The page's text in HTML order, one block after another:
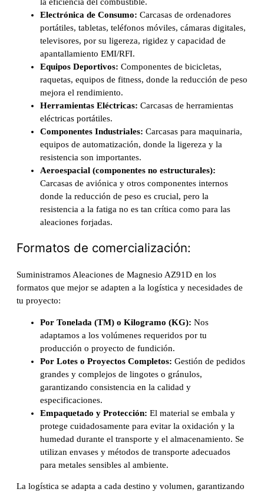
Electrónica de Consumo: Carcasas de ordenadores
portátiles, tabletas, teléfonos móviles, cámaras digitales,
televisores, por su ligereza, rigidez y capacidad de
apantallamiento EMI/RFI.
Equipos Deportivos: Componentes de bicicletas,
raquetas, equipos de fitness, donde la reducción de peso
mejora el rendimiento.
Herramientas Eléctricas: Carcasas de herramientas
eléctricas portátiles.
Componentes Industriales: Carcasas para maquinaria,
equipos de automatización, donde la ligereza y la
resistencia son importantes.
Aeroespacial (componentes no estructurales):
Carcasas de aviónica y otros componentes internos
donde la reducción de peso es crucial, pero la
resistencia a la fatiga no es tan crítica como para las
aleaciones forjadas.
Formatos de comercialización:
Suministramos Aleaciones de Magnesio AZ91D en los
formatos que mejor se adapten a la logística y necesidades de
tu proyecto:
Por Tonelada (TM) o Kilogramo (KG): Nos
adaptamos a los volúmenes requeridos por tu
producción o proyecto de fundición.
Por Lotes o Proyectos Completos: Gestión de pedidos
grandes y complejos de lingotes o gránulos,
garantizando consistencia en la calidad y
especificaciones.
Empaquetado y Protección: El material se embala y
protege cuidadosamente para evitar la oxidación y la
humedad durante el transporte y el almacenamiento. Se
utilizan envases y métodos de transporte adecuados
para metales sensibles al ambiente.
La logística se adapta a cada destino y volumen, garantizando